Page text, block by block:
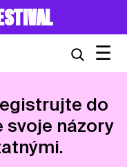
☰
do
svoje názory